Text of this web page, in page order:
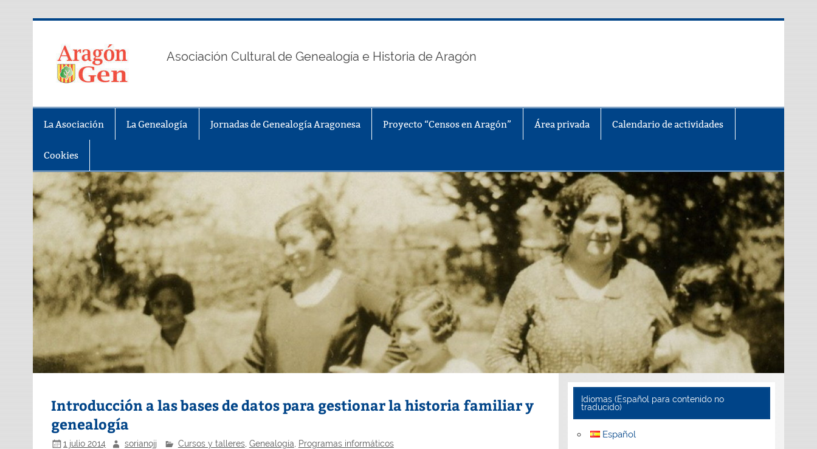
AragonGen
Asociación Cultural de Genealogía e Historia de Aragón
La Asociación La Genealogía Jornadas de Genealogía Aragonesa Proyecto “Censos en Aragón” Área privada Calendario de actividades
Cookies
Introducción a las bases de datos para gestionar la historia familiar y
genealogía
1 julio 2014 sorianojj Cursos y talleres, Genealogía Programas informáticos
Idiomas (Español para contenido no
traducido)
Español